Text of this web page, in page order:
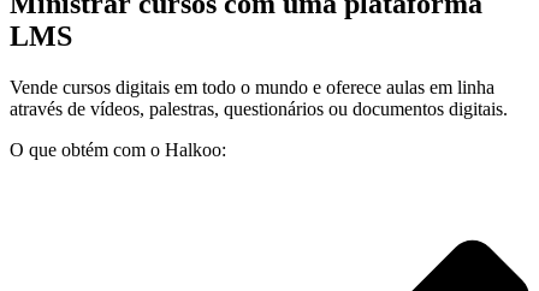
LMS
Vende cursos digitais em todo o mundo e oferece aulas em linha
através de vídeos, palestras, questionários ou documentos digitais.
O que obtém com o Halkoo: